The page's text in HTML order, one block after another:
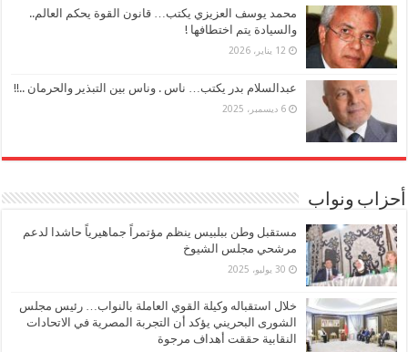
محمد يوسف العزيزي يكتب… قانون القوة يحكم العالم..
والسيادة يتم اختطافها !
12 يناير، 2026
عبدالسلام بدر يكتب… ناس . وناس بين التبذير والحرمان ..!!
6 ديسمبر، 2025
أحزاب ونواب
مستقبل وطن ببلبيس ينظم مؤتمراً جماهيرياً حاشدا لدعم
مرشحي مجلس الشيوخ
30 يوليو، 2025
خلال استقباله وكيلة القوي العاملة بالنواب… رئيس مجلس
الشورى البحريني يؤكد أن التجربة المصرية في الاتحادات
النقابية حققت أهداف مرجوة